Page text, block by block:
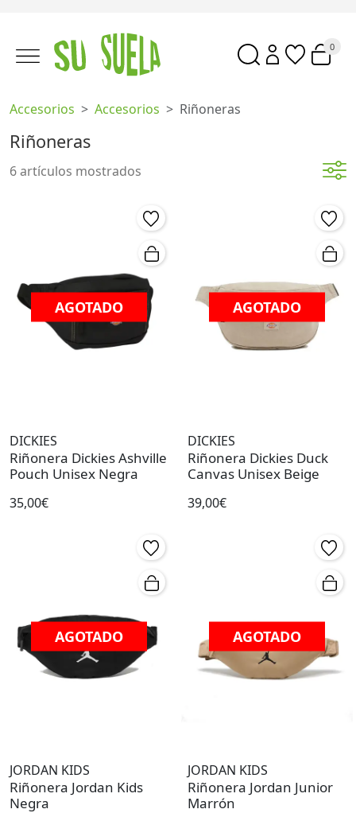
0
Accesorios Accesorios Riñoneras
Riñoneras
6 artículos mostrados
AGOTADO
DICKIES
Riñonera Dickies Ashville
Pouch Unisex Negra
35,00€
AGOTADO
DICKIES
Riñonera Dickies Duck
Canvas Unisex Beige
39,00€
AGOTADO
JORDAN KIDS
Riñonera Jordan Kids
Negra
AGOTADO
JORDAN KIDS
Riñonera Jordan Junior
Marrón